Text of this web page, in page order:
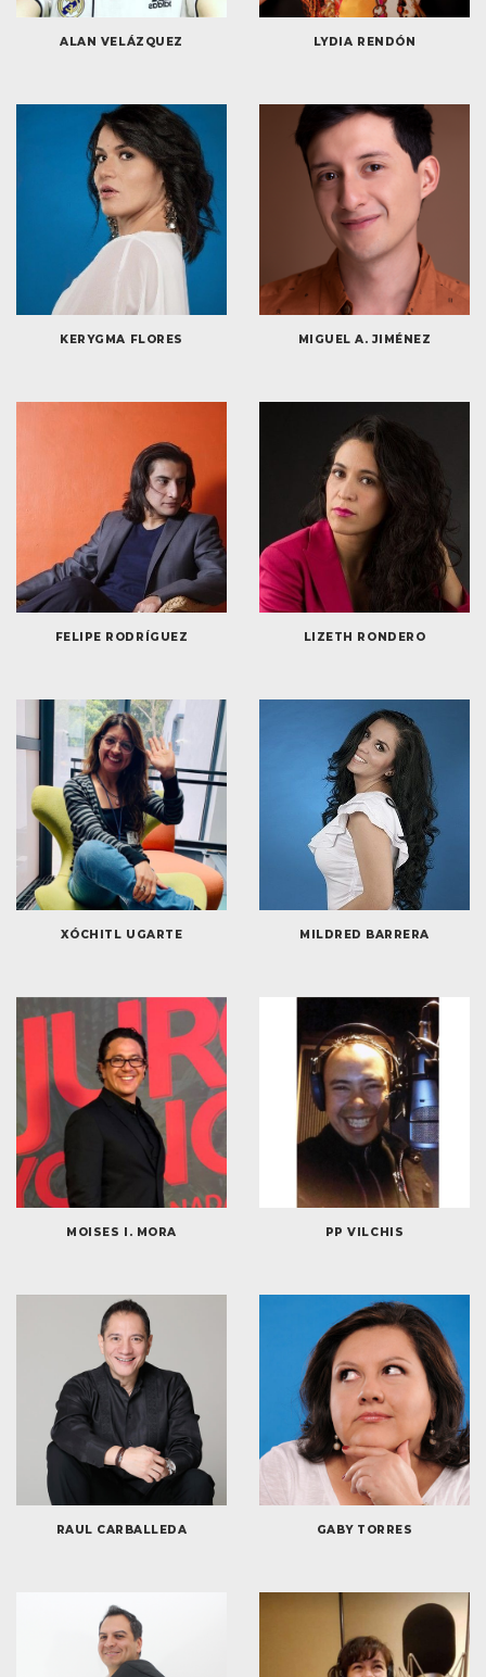
ALAN VELÁZQUEZ LYDIA RENDÓN
KERYGMA FLORES MIGUEL A. JIMÉNEZ
FELIPE RODRÍGUEZ LIZETH RONDERO
XÓCHITL UGARTE MILDRED BARRERA
MOISES I. MORA PP VILCHIS
RAUL CARBALLEDA GABY TORRES